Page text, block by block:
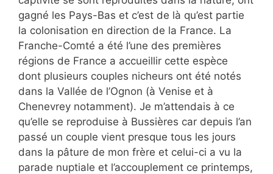
gagné les Pays-Bas et c’est de là qu’est partie
la colonisation en direction de la France. La
Franche-Comté a été l’une des premières
régions de France a accueillir cette espèce
dont plusieurs couples nicheurs ont été notés
dans la Vallée de l’Ognon (à Venise et à
Chenevrey notamment). Je m’attendais à ce
qu’elle se reproduise à Bussières car depuis l’an
passé un couple vient presque tous les jours
dans la pâture de mon frère et celui-ci a vu la
parade nuptiale et l’accouplement ce printemps,